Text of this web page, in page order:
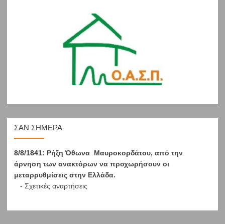
ΣΑΝ ΣΉΜΕΡΑ
8/8/1841: Ρήξη Όθωνα  Μαυροκορδάτου, από την
άρνηση των ανακτόρων να προχωρήσουν οι
μεταρρυθμίσεις στην Ελλάδα.
- Σχετικές αναρτήσεις